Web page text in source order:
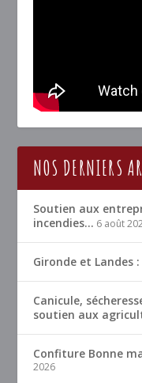
NOS DERNIERS
Soutien aux
incendies… 6 août
Gironde et Landes
Canicule,
soutien aux
Confiture Bonne
2026